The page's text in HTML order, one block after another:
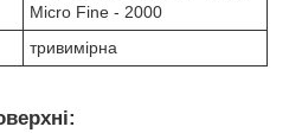
Micro Fine - 2000
тривимірна